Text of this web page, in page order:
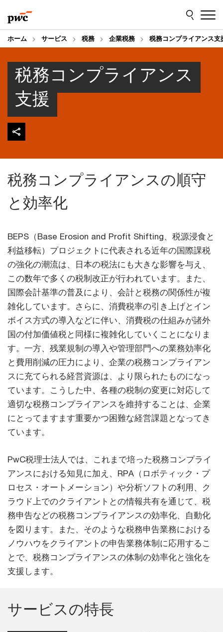
to
content
to
footer
ホーム サービス 税務 企業税務 税務コンプライアンス支
税務コンプライアンス
支援
税務コンプライアンスの順守
と効率化
BEPS（Base Erosion and Profit Shifting、税源浸食と
利益移転）プロジェクトに代表される近年の国際課税
の強化の潮流は、日本の税法にも大きな影響を与え、
この数年で多くの税制改正が行われています。また、
国際会計基準の普及により、会計と税務の関係性が複
雑化しています。さらに、消費税率の引き上げとイン
ボイス方式の導入などに伴い、消費税の仕組みが諸外
国の付加価値税と同様に複雑化していくことになりま
す。一方、残業規制の導入や管理部門への業務効率化
と費用削減の圧力により、企業の税務コンプライアン
スに充てられる経営資源は、より限られたものになっ
ています。こうした中、各種の税制の変更に対応して
適切な税務コンプライアンスを維持することは、企業
にとってますます重要かつ困難な経営課題となってき
ています。
PwC税理士法人では、これまで培った税務コンプライ
アンスにおける知見に加え、RPA（ロボティック・プ
ロセス・オートメーション）や分析ソフトの利用、ク
ラウド上でのクライアントとの情報共有を通じて、税
務申告などの税務コンプライアンスの効率化、自動化
を図ります。また、そのような税務申告業務における
ノウハウをクライアントの申告業務体制に応用するこ
とで、税務コンプライアンスの体制の効率化と強化を
支援します。
サービスの特長